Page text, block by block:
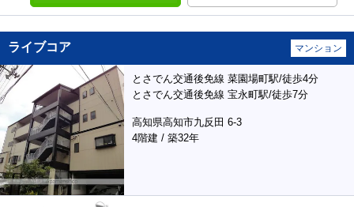
ライブコア マンション
とさでん交通後免線 菜園場町駅/徒歩4分
とさでん交通後免線 宝永町駅/徒歩7分
高知県高知市九反田 6-3
4階建 / 築32年